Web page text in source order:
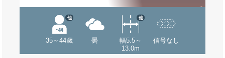
35～44歳
他
曇
幅5.5～
13.0m
他
信号なし